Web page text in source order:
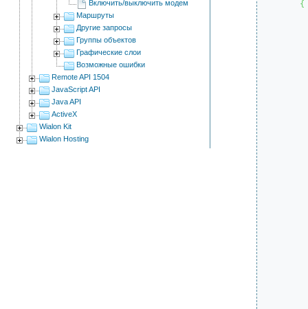
Включить/выключить модем
Маршруты
Другие запросы
Группы объектов
Графические слои
Возможные ошибки
Remote API 1504
JavaScript API
Java API
ActiveX
Wialon Kit
Wialon Hosting
{